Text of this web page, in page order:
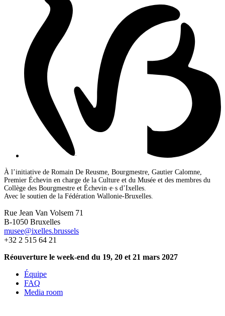
À l’initiative de Romain De Reusme, Bourgmestre, Gautier Calomne,
Premier Échevin en charge de la Culture et du Musée et des membres du
Collège des Bourgmestre et Échevin·e·s d’Ixelles.
Avec le soutien de la Fédération Wallonie-Bruxelles.
Rue Jean Van Volsem 71
B-1050 Bruxelles
musee@ixelles.brussels
+32 2 515 64 21
Réouverture le week-end du 19, 20 et 21 mars 2027
Équipe
FAQ
Media room